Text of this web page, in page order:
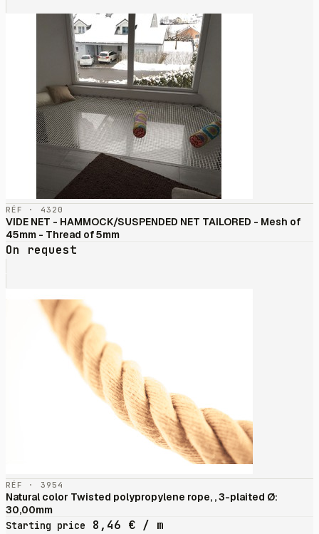
RÉF · 4320
VIDE NET - HAMMOCK/SUSPENDED NET TAILORED - Mesh of
45mm - Thread of 5mm
On request
RÉF · 3954
Natural color Twisted polypropylene rope, , 3-plaited Ø:
30,00mm
Starting price
8,46 € / m